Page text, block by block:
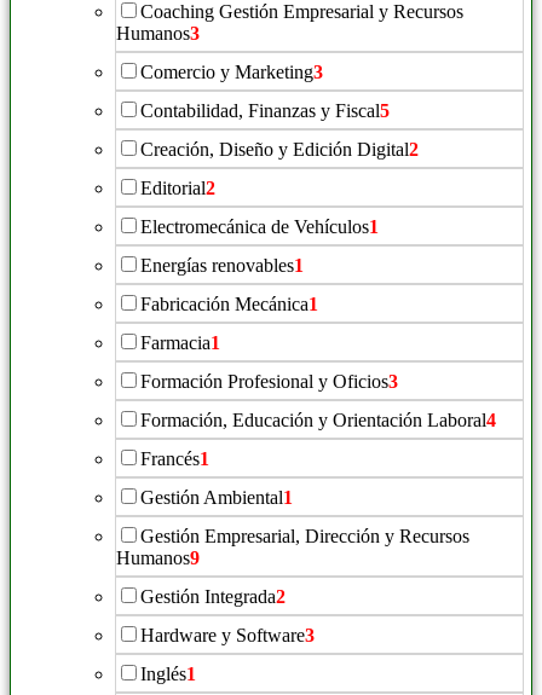
Coaching Gestión Empresarial y Recursos
Humanos3
Comercio y Marketing3
Contabilidad, Finanzas y Fiscal5
Creación, Diseño y Edición Digital2
Editorial2
Electromecánica de Vehículos1
Energías renovables1
Fabricación Mecánica1
Farmacia1
Formación Profesional y Oficios3
Formación, Educación y Orientación Laboral4
Francés1
Gestión Ambiental1
Gestión Empresarial, Dirección y Recursos
Humanos9
Gestión Integrada2
Hardware y Software3
Inglés1